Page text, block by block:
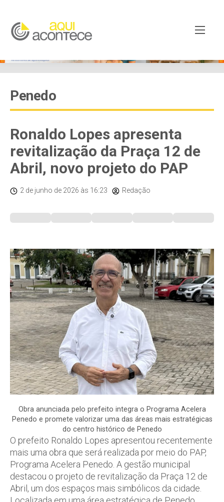
Penedo
Ronaldo Lopes apresenta
revitalização da Praça 12 de
Abril, novo projeto do PAP
2 de junho de 2026 às 16:23 Redação
Obra anunciada pelo prefeito integra o Programa Acelera
Penedo e promete valorizar uma das áreas mais estratégicas
do centro histórico de Penedo
O prefeito Ronaldo Lopes apresentou recentemente
mais uma obra que será realizada por meio do PAP,
Programa Acelera Penedo. A gestão municipal
destacou o projeto de revitalização da Praça 12 de
Abril, um dos espaços mais simbólicos da cidade.